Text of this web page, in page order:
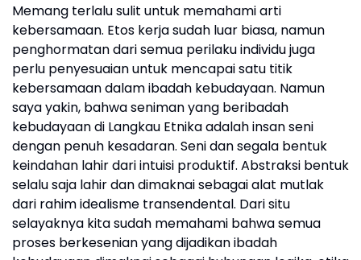
Memang terlalu sulit untuk memahami arti
kebersamaan. Etos kerja sudah luar biasa, namun
penghormatan dari semua perilaku individu juga
perlu penyesuaian untuk mencapai satu titik
kebersamaan dalam ibadah kebudayaan. Namun
saya yakin, bahwa seniman yang beribadah
kebudayaan di Langkau Etnika adalah insan seni
dengan penuh kesadaran. Seni dan segala bentuk
keindahan lahir dari intuisi produktif. Abstraksi bentuk
selalu saja lahir dan dimaknai sebagai alat mutlak
dari rahim idealisme transendental. Dari situ
selayaknya kita sudah memahami bahwa semua
proses berkesenian yang dijadikan ibadah